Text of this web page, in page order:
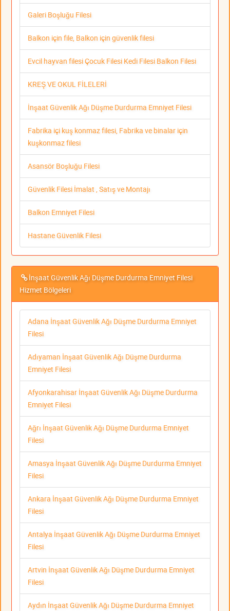
Galeri Boşluğu Filesi
Balkon için file, Balkon için güvenlik filesi
Evcil hayvan filesi Çocuk Filesi Kedi Filesi Balkon Filesi
KREŞ VE OKUL FİLELERİ
İnşaat Güvenlik Ağı Düşme Durdurma Emniyet Filesi
Fabrika içi kuş konmaz filesi, Fabrika ve binalar için
kuşkonmaz filesi
Asansör Boşluğu Filesi
Güvenlik Filesi İmalat , Satış ve Montajı
Balkon Emniyet Filesi
Hastane Güvenlik Filesi
İnşaat Güvenlik Ağı Düşme Durdurma Emniyet Filesi
Hizmet Bölgeleri
Adana İnşaat Güvenlik Ağı Düşme Durdurma Emniyet
Filesi
Adıyaman İnşaat Güvenlik Ağı Düşme Durdurma
Emniyet Filesi
Afyonkarahisar İnşaat Güvenlik Ağı Düşme Durdurma
Emniyet Filesi
Ağrı İnşaat Güvenlik Ağı Düşme Durdurma Emniyet
Filesi
Amasya İnşaat Güvenlik Ağı Düşme Durdurma Emniyet
Filesi
Ankara İnşaat Güvenlik Ağı Düşme Durdurma Emniyet
Filesi
Antalya İnşaat Güvenlik Ağı Düşme Durdurma Emniyet
Filesi
Artvin İnşaat Güvenlik Ağı Düşme Durdurma Emniyet
Filesi
Aydın İnşaat Güvenlik Ağı Düşme Durdurma Emniyet